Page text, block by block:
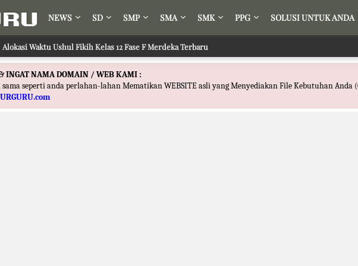
NEWS SD SMP SMA SMK PPG SOLUSI UNTUK ANDA
Alokasi Waktu Ushul Fikih Kelas 12 Fase F Merdeka Terbaru
INGAT NAMA DOMAIN / WEB KAMI :
seperti anda perlahan-lahan Mematikan WEBSITE asli yang Menyediakan File Kebutuhan Anda